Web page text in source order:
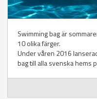
Swimming bag är
10 olika färger.
Under våren 2016
bag till alla svenska hems